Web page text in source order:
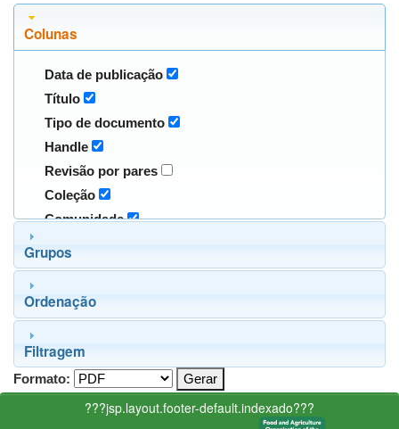
Colunas
Data de publicação
Título
Tipo de documento
Handle
Revisão por pares
Coleção
Comunidade
Grupos
Ordenação
Filtragem
Formato:
???jsp.layout.footer-default.indexado???